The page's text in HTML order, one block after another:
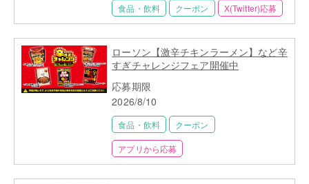
食品・飲料 クーポン X(Twitter)応募
ローソン【激辛チキンラーメン】など辛
すぎチャレンジフェア開催中
応募期限
2026/8/10
食品・飲料 クーポン
アプリから応募